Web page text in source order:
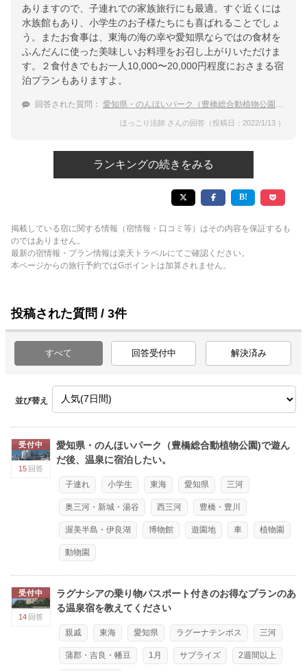
ありますので、子連れでの家族旅行にも最適。すぐ近くには
水族館もあり、小学生のお子様たちにも喜ばれることでしょ
う。またお食事は、東海の海の幸や愛知県ならではの食材を
ふんだんに使った美味しいお料理をお召し上がりいただけま
す。２食付きでもお一人10,000〜20,000円程度におさまる宿
泊プランもありますよ。
回答された質問： 愛知県・のんほいパーク（豊橋総合動植物公園)で遊んだ後、温泉に宿泊したい。
ほっこり法師 さんの回答（投稿日：2022/1/13 ）
ランキングの続きをみる
掲載している宿に関する情報（宿情報・口コミ等）はその内容を保証するも
のではありません。
最新の宿情報・プラン情報は楽天トラベルにてご確認ください。
本ページからの旅行予約ではGポイントは加算されません。
投稿された質問 / 3件
すべて 回答受付中 解決済み
並び替え
受付中
15 回答
愛知県・のんほいパーク（豊橋総合動植物公園)で遊ん
だ後、温泉に宿泊したい。
子連れ 小学生 東海 愛知県 三河
奥三河・新城・湯谷 西三河 豊橋・豊川
渥美半島・伊良湖 博物館 遊園地 車 植物園
動物園
受付中
14 回答
ラグナシアの乗り物パスポート付きのお得なプランのあ
る温泉宿を教えてください
親戚 東海 愛知県 ラグーナテンボス 三河
蒲郡・吉良・幡豆 1月 サプライズ 2週間以上